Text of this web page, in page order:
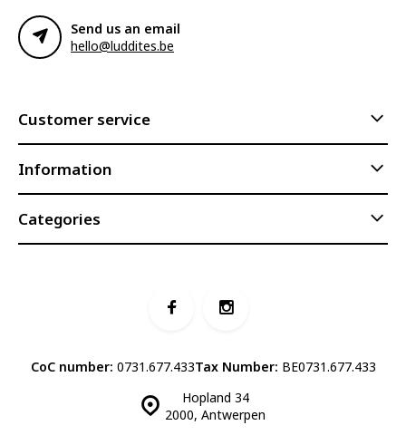
Send us an email
hello@luddites.be
Customer service
Information
Categories
Hopland 34
2000, Antwerpen
CoC number: 0731.677.433Tax Number: BE0731.677.433